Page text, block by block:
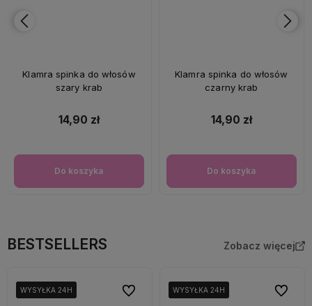
Klamra spinka do włosów
szary krab
14,90 zł
Do koszyka
Klamra spinka do włosów
czarny krab
14,90 zł
Do koszyka
BESTSELLERS Zobacz więcej
WYSYŁKA 24H
WYSYŁKA 24H
WYSYŁKA 24H Do ulubionychWYSYŁKA 24H
WYSYŁKA 24H
WYSYŁKA 24H Do